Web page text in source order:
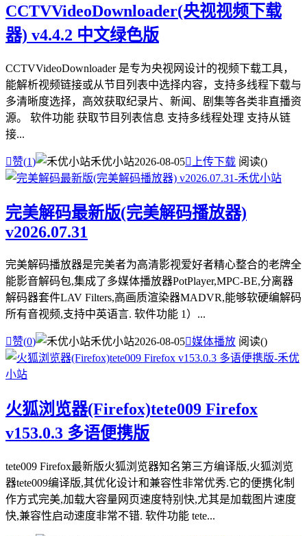
CCTVVideoDownloader(央视视频下载
器) v4.4.2 中文绿色版
CCTVVideoDownloader 是专为央视网设计的视频下载工具，
能解析视频链接或从节目列表中选择内容，支持多线程下载与
多清晰度选择，高效获取纪录片、新闻、剧集等各类非直播资
源。 软件功能 获取节目列表信息 支持多线程处理 支持从链
接...
赞(1) 禾优小站2026-08-05 上传下载 阅读()
完美解码最新版(完美解码播放器)
v2026.07.31
完美解码播放器是完美者为高清影视爱好者精心整合的老牌全
能影音解码包,集成了多媒体播放器PotPlayer,MPC-BE,分离器
解码器套件LAV Filters,高画质渲染器MADVR,能够软硬编解码
所有音视频,支持中英语言. 软件功能 1）...
赞(0) 禾优小站2026-08-05媒体播放 阅读()
火狐浏览器(Firefox)tete009 Firefox
v153.0.3 多语便携版
tete009 Firefox最新版火狐浏览器知名第三方编译版,火狐浏览
器tete009编译版,其优化设计和兼容性非常优秀.它的便携化制
作方式完美,加载大容量网页速度特别快,尤其是加载图片速度
快,兼容性启动速度非常不错. 软件功能 tete...